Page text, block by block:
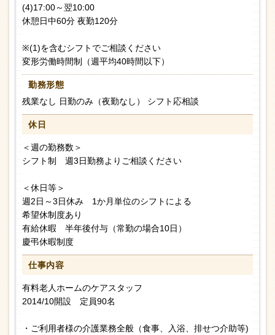
(4)17:00～翌10:00
休憩日中60分 夜勤120分
※(1)を含むシフトでご相談ください
変形労働時間制（週平均40時間以下）
勤務形態
残業なし 日勤のみ（夜勤なし） シフト応相談
休日
＜週の勤務数＞
シフト制 週3日勤務よりご相談ください
＜休日等＞
週2日～3日休み 1か月単位のシフトによる
希望休制度あり
有給休暇 半年後付与（常勤の場合10日）
慶弔休暇制度
仕事内容
有料老人ホームのケアスタッフ
2014/10開設 定員90名
・ご利用者様の介護業務全般（食事、入浴、排せつ介助等)